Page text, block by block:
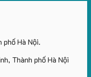
quà
làm
tặng
Cổ
Chữ
U
In
Logo:
Bình
Hà Nội.
Thành phố Hà Nội